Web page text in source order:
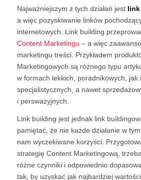
Najważniejszym z tych działań jest
a więc pozyskiwanie linków
internetowych. Link building
Content Marketingu – a więc
marketingu treści. Przykładem
Marketingowych są różnego typu
w formach lekkich, poradnikowych, jak
specjalistycznych, a nawet
i perswazyjnych.
Link building jest jednak link
pamiętać, że nie każde działanie w
nam wyczekiwane korzyści.
strategię Content Marketingową,
różne czynniki i odpowiednio
tak, by uzyskać jak najbardziej